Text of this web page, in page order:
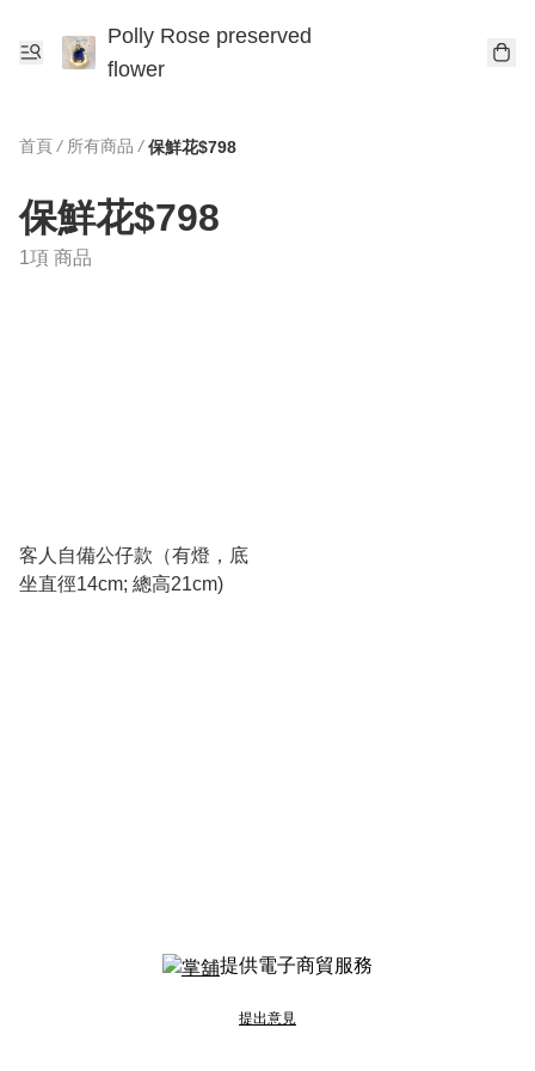
Polly Rose preserved
flower
首頁 / 所有商品 / 保鮮花$798
保鮮花$798
1項 商品
客人自備公仔款（有燈，底
坐直徑14cm; 總高21cm)
提供電子商貿服務
提出意見